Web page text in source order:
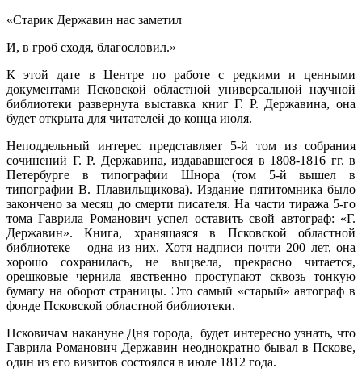
«Старик Державин нас заметил
И, в гроб сходя, благословил.»
К этой дате в Центре по работе с редкими и ценными
документами Псковской областной универсальной научной
библиотеки развернута выставка книг Г. Р. Державина, она
будет открыта для читателей до конца июля.
Неподдельный интерес представляет 5-й том из собрания
сочинений Г. Р. Державина, издававшегося в 1808-1816 гг. в
Петербурге в типографии Шнора (том 5-й вышел в
типографии В. Плавильщикова). Издание пятитомника было
закончено за месяц до смерти писателя. На части тиража 5-го
тома Гаврила Романович успел оставить свой автограф: «Г.
Державин». Книга, хранящаяся в Псковской областной
библиотеке – одна из них. Хотя надписи почти 200 лет, она
хорошо сохранилась, не выцвела, прекрасно читается,
орешковые чернила явственно проступают сквозь тонкую
бумагу на оборот страницы. Это самый «старый» автограф в
фонде Псковской областной библиотеки.
Псковичам накануне Дня города, будет интересно узнать, что
Гаврила Романович Державин неоднократно бывал в Пскове,
один из его визитов состоялся в июле 1812 года.